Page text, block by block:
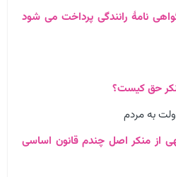
نامهٔ رانندگی پرداخت می شود
به مردم
از منکر اصل چندم قانون اساسی